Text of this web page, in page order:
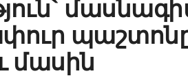
պաշտոնը
մասին